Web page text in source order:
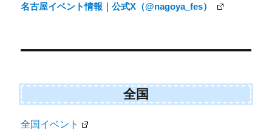
ビ
ー
ョ
ン
名古屋イベント情報｜公式X（@nagoya_fes）
全国
全国イベント